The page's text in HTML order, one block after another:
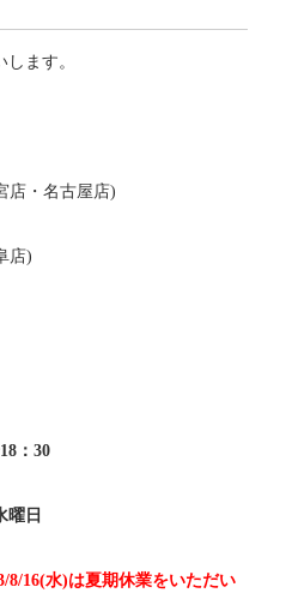
ます。
・名古屋店)
店)
：30
日
8/16(水)は夏期休業をいただい